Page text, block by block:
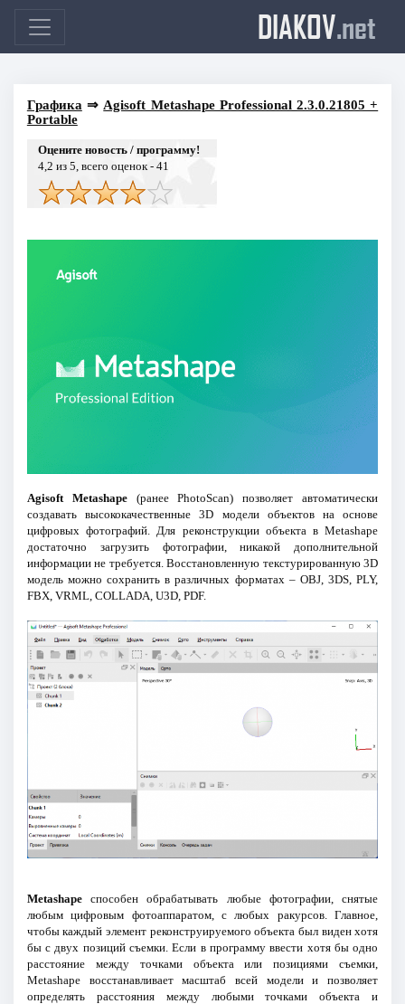
DIAKOV.net
Графика ⇒ Agisoft Metashape Professional 2.3.0.21805 +
Portable
Оцените новость / программу!
4,2 из 5, всего оценок - 41
Agisoft Metashape(ранее PhotoScan) позволяет автоматически
создавать высококачественные 3D модели объектов на основе
цифровых фотографий. Для реконструкции объекта в Metashape
достаточно загрузить фотографии, никакой дополнительной
информации не требуется. Восстановленную текстурированную 3D
модель можно сохранить в различных форматах – OBJ, 3DS, PLY,
FBX, VRML, COLLADA, U3D, PDF.
Metashapeспособен обрабатывать любые фотографии, снятые
любым цифровым фотоаппаратом, с любых ракурсов. Главное,
чтобы каждый элемент реконструируемого объекта был виден хотя
бы с двух позиций съемки. Если в программу ввести хотя бы одно
расстояние между точками объекта или позициями съемки,
Metashape восстанавливает масштаб всей модели и позволяет
определять расстояния между любыми точками объекта и